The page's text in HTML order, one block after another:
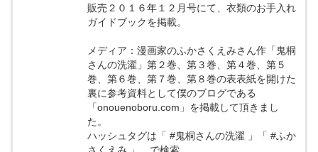
販売２０１６年１２月号にて、衣類のお手入れ
ガイドブックを掲載。
メディア：漫画家のふかさくえみさん作「鬼桐
さんの洗濯」第２巻、第３巻、第４巻、第５
巻、第６巻、第７巻、第８巻の表表紙を開けた
裏に参考資料として僕のブログである
「onouenoboru.com」を掲載して頂きまし
た。
ハッシュタグは「 #鬼桐さんの洗濯 」「 #ふか